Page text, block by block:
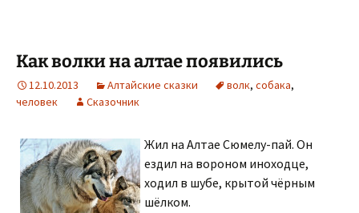
Как волки на алтае появились
12.10.2013 Алтайские сказки волк, собака,
человек
Сказочник
Жил на Алтае Сюмелу-пай. Он
ездил на вороном иноходце,
ходил в шубе, крытой чёрным
шёлком.